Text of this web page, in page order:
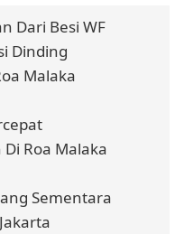
Dari Besi WF
Dinding
Malaka
Roa Malaka
Sementara